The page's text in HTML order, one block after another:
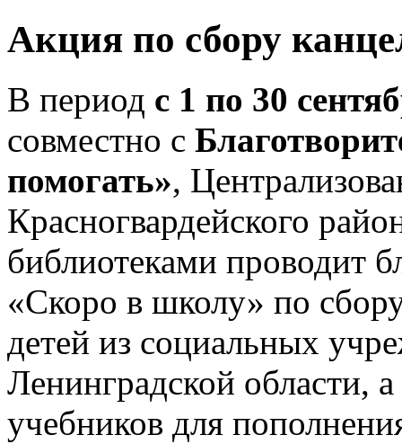
Акция по сбору
В период с 1 по 30
совместно с
помогать»,
Красногвардейского
библиотеками проводит
«Скоро в школу» по
детей из социальных
Ленинградской области,
учебников для